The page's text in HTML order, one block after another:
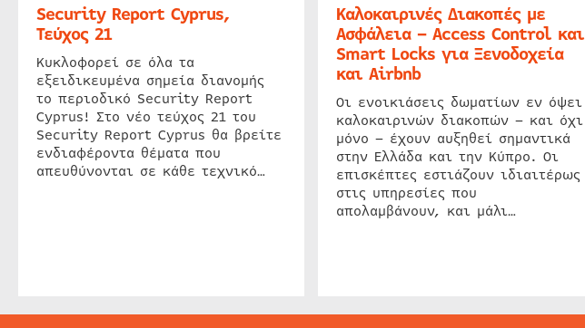
Security Report Cyprus,
Τεύχος 21
Κυκλοφορεί σε όλα τα
εξειδικευμένα σημεία διανομής
το περιοδικό Security Report
Cyprus! Στο νέο τεύχος 21 του
Security Report Cyprus θα βρείτε
ενδιαφέροντα θέματα που
απευθύνονται σε κάθε τεχνικό…
Καλοκαιρινές Διακοπές με
Ασφάλεια – Access Control και
Smart Locks για Ξενοδοχεία
και Airbnb
Οι ενοικιάσεις δωματίων εν όψει
καλοκαιρινών διακοπών – και όχι
μόνο – έχουν αυξηθεί σημαντικά
στην Ελλάδα και την Κύπρο. Οι
επισκέπτες εστιάζουν ιδιαιτέρως
στις υπηρεσίες που
απολαμβάνουν, και μάλι…